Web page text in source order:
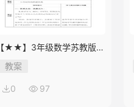
【★★】3年级数学苏教版下
册教案第9单元后《上学时
间》
教案
0 97